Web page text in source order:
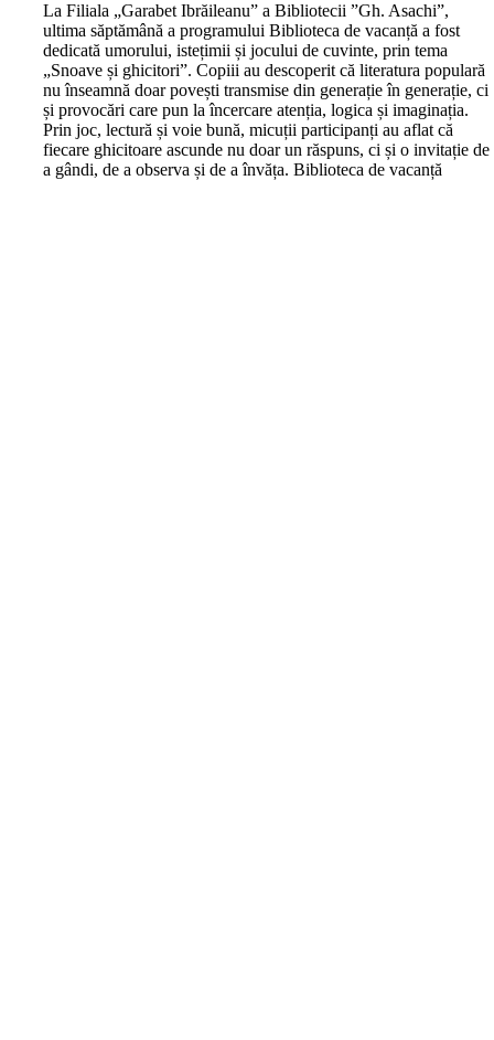
La Filiala „Garabet Ibrăileanu” a Bibliotecii ”Gh. Asachi”,
ultima săptămână a programului Biblioteca de vacanță a fost
dedicată umorului, istețimii și jocului de cuvinte, prin tema
„Snoave și ghicitori”. Copiii au descoperit că literatura populară
nu înseamnă doar povești transmise din generație în generație, ci
și provocări care pun la încercare atenția, logica și imaginația.
Prin joc, lectură și voie bună, micuții participanți au aflat că
fiecare ghicitoare ascunde nu doar un răspuns, ci și o invitație de
a gândi, de a observa și de a învăța. Biblioteca de vacanță